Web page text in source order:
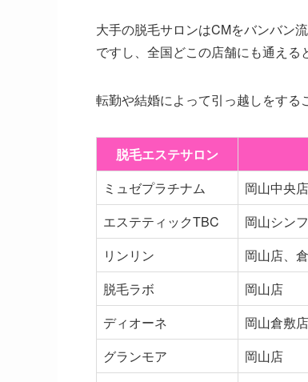
大手の脱毛サロンはCMをバンバン
ですし、全国どこの店舗にも通える
転勤や結婚によって引っ越しをする
脱毛エステサロン
ミュゼプラチナム
岡山中央
エステティックTBC
岡山シン
リンリン
岡山店、
脱毛ラボ
岡山店
ディオーネ
岡山倉敷店
グランモア
岡山店